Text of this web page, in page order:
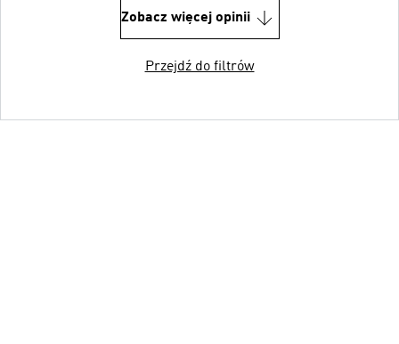
Zobacz więcej opinii
Przejdź do filtrów